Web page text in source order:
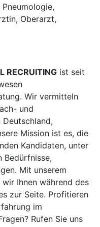
Oberarzt,
RECRUITING ist seit
Wir vermitteln
und
Deutschland,
Mission ist es, die
Kandidaten, unter
Bedürfnisse,
Mit unserem
Ihnen während des
zur Seite. Profitieren
im
Rufen Sie uns